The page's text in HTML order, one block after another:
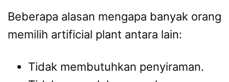
Beberapa alasan mengapa banyak orang
memilih artificial plant antara lain:
Tidak membutuhkan penyiraman.